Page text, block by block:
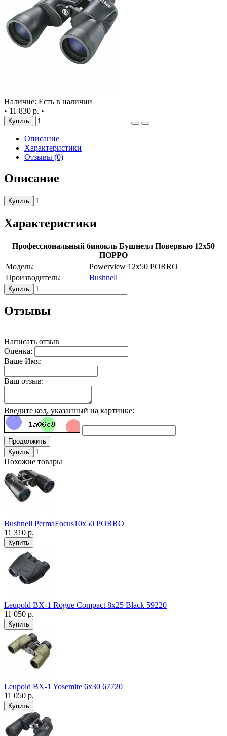
Наличие: Есть в наличии
• 11 830 р. •
Купить
Описание
Характеристики
Отзывы (0)
Описание
Купить
Характеристики
Профессиональный бинокль Бушнелл Повервью 12х50
ПОРРО
Модель:
Powerview 12x50 PORRO
Производитель:
Bushnell
Купить
Отзывы
Написать отзыв
Оценка:
Ваше Имя:
Ваш отзыв:
Введите код, указанный на картинке:
Продолжить
Купить
Похожие товары
Bushnell PermaFocus10x50 PORRO
11 310 р.
Leupold BX-1 Rogue Compact 8x25 Black 59220
11 050 р.
Leupold BX-1 Yosemite 6x30 67720
11 050 р.